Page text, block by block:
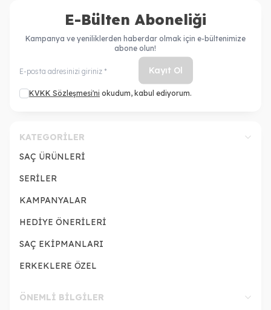
E-Bülten Aboneliği
Kampanya ve yeniliklerden haberdar olmak için e-bültenimize
abone olun!
Kayıt Ol
KVKK Sözleşmesi'ni okudum, kabul ediyorum.
KATEGORILER
SAÇ ÜRÜNLERİ
SERİLER
KAMPANYALAR
HEDİYE ÖNERİLERİ
SAÇ EKİPMANLARI
ERKEKLERE ÖZEL
ÖNEMLI BILGILER